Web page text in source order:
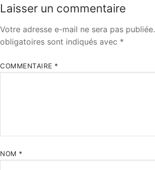
Laisser un commentaire
Votre adresse e-mail ne sera pas publiée.
obligatoires sont indiqués avec *
COMMENTAIRE *
NOM *